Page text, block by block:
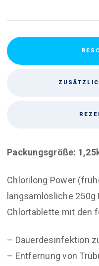
Packungsgröße:
Chlorilong Power
langsamlösliche
Chlortablette mit den
– Dauerdesinfektion
– Entfernung von